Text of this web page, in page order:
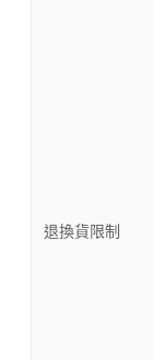
退換貨限制